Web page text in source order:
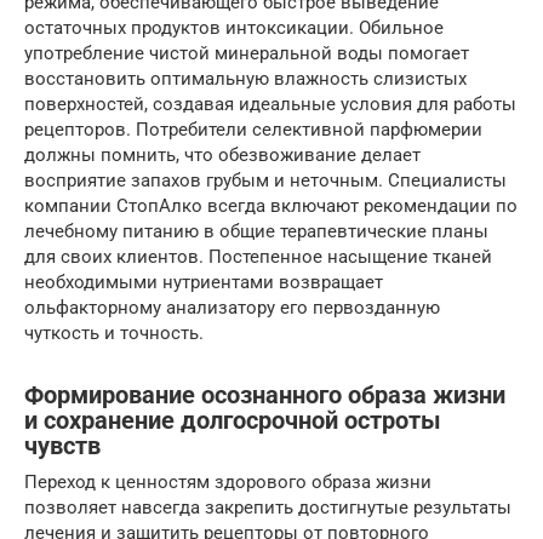
остаточных продуктов интоксикации. Обильное
употребление чистой минеральной воды помогает
восстановить оптимальную влажность слизистых
поверхностей, создавая идеальные условия для работы
рецепторов. Потребители селективной парфюмерии
должны помнить, что обезвоживание делает
восприятие запахов грубым и неточным. Специалисты
компании СтопАлко всегда включают рекомендации по
лечебному питанию в общие терапевтические планы
для своих клиентов. Постепенное насыщение тканей
необходимыми нутриентами возвращает
ольфакторному анализатору его первозданную
чуткость и точность.
Формирование осознанного образа жизни
и сохранение долгосрочной остроты
чувств
Переход к ценностям здорового образа жизни
позволяет навсегда закрепить достигнутые результаты
лечения и защитить рецепторы от повторного